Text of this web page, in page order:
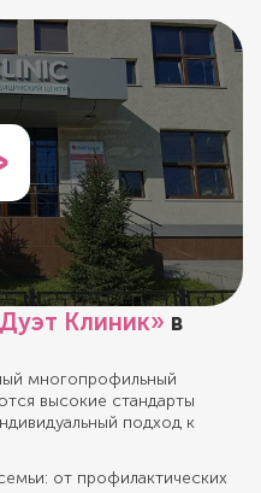
Клиник» в
многопрофильный
высокие стандарты
подход к
от профилактических